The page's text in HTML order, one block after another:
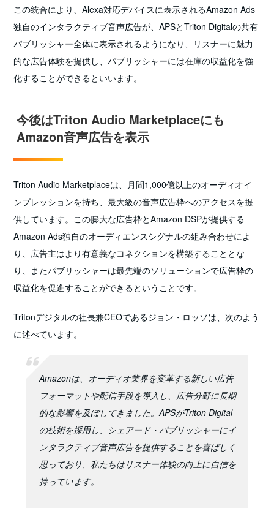
この統合により、Alexa対応デバイスに表示されるAmazon Ads
独自のインタラクティブ音声広告が、APSとTriton Digitalの共有
パブリッシャー全体に表示されるようになり、リスナーに魅力
的な広告体験を提供し、パブリッシャーには在庫の収益化を強
化することができるといいます。
今後はTriton Audio Marketplaceにも
Amazon音声広告を表示
Triton Audio Marketplaceは、月間1,000億以上のオーディオイ
ンプレッションを持ち、最大級の音声広告枠へのアクセスを提
供しています。この膨大な広告枠とAmazon DSPが提供する
Amazon Ads独自のオーディエンスシグナルの組み合わせによ
り、広告主はより有意義なコネクションを構築することとな
り、またパブリッシャーは最先端のソリューションで広告枠の
収益化を促進することができるということです。
Tritonデジタルの社長兼CEOであるジョン・ロッソは、次のよう
に述べています。
Amazonは、オーディオ業界を変革する新しい広告
フォーマットや配信手段を導入し、広告分野に長期
的な影響を及ぼしてきました。APSがTriton Digital
の技術を採用し、シェアード・パブリッシャーにイ
ンタラクティブ音声広告を提供することを喜ばしく
思っており、私たちはリスナー体験の向上に自信を
持っています。